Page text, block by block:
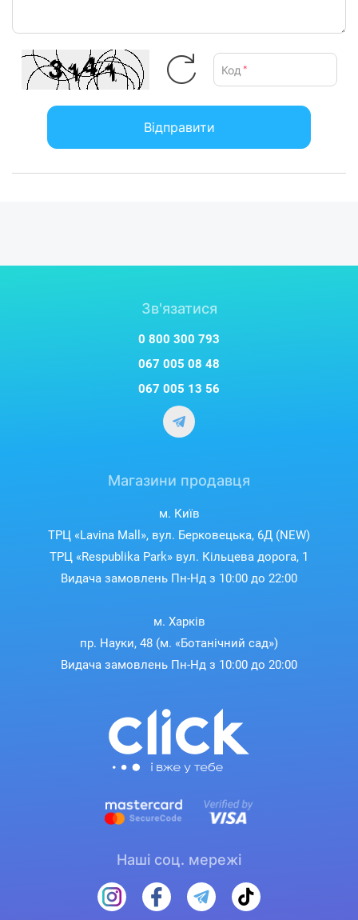
Код *
Відправити
Зв'язатися
0 800 300 793
067 005 08 48
067 005 13 56
Магазини продавця
м. Київ
ТРЦ «Lavina Mall», вул. Берковецька, 6Д (NEW)
ТРЦ «Respublika Park» вул. Кільцева дорога, 1
Видача замовлень Пн-Нд з 10:00 до 22:00
м. Харків
пр. Науки, 48 (м. «Ботанічний сад»)
Видача замовлень Пн-Нд з 10:00 до 20:00
Наші соц. мережі